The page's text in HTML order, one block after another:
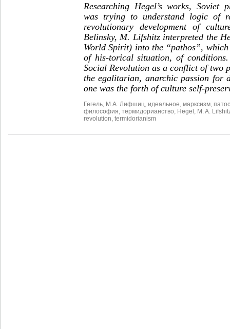
Researching Hegel’s works, Soviet
was trying to understand logic of
revolutionary development of
Belinsky, M. Lifshitz interpreted the
World Spirit) into the “pathos”,
of his-torical situation, of
Social Revolution as a conflict of two
the egalitarian, anarchic passion for
one was the forth of culture self-
Гегель М.А. Лифшиц идеальное марксизм патос
философия термидорианство Hegel M. A.
revolution termidorianism